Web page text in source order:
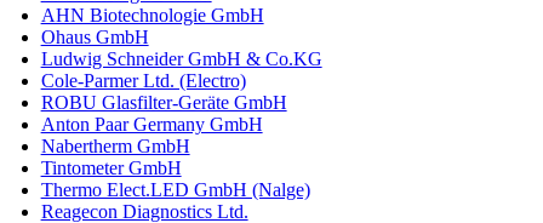
AHN Biotechnologie GmbH
Ohaus GmbH
Ludwig Schneider GmbH & Co.KG
Cole-Parmer Ltd. (Electro)
ROBU Glasfilter-Geräte GmbH
Anton Paar Germany GmbH
Nabertherm GmbH
Tintometer GmbH
Thermo Elect.LED GmbH (Nalge)
Reagecon Diagnostics Ltd.